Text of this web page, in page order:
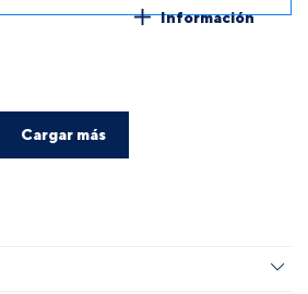
Información
Cargar más